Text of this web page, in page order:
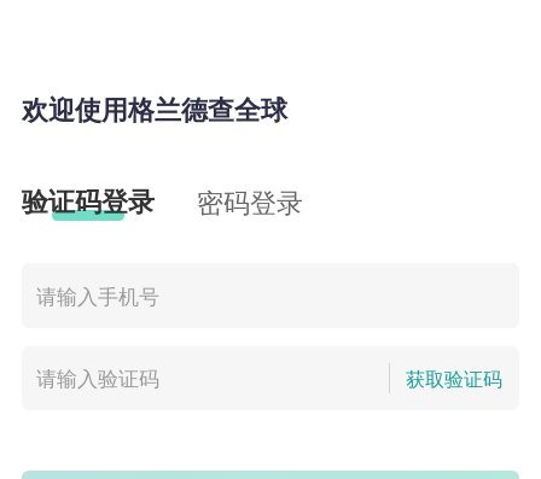
欢迎使用格兰德查全球
验证码登录 密码登录
获取验证码